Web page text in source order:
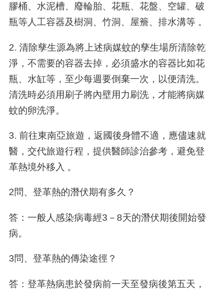
膠桶、水泥槽、廢輪胎、花瓶、花盤、空罐、破
瓶等人工容器及樹洞、竹洞、屋簷、排水溝等 。
2. 清除孳生源為將上述病媒蚊的孳生場所清除乾
淨，不需要的容器去掉，必須盛水的容器比如花
瓶、水缸等，至少每週要倒棄一次，以便清洗。
清洗時必須用刷子將內壁用力刷洗，才能將病媒
蚊的卵洗淨。
3. 前往東南亞旅遊，返國後身體不適，應儘速就
醫，交代旅遊行程，提供醫師診治參考，避免登
革熱境外移入 。
2問、登革熱的潛伏期有多久？
答：一般人感染病毒經3－8天的潛伏期後開始發
病。
3問、登革熱的傳染途徑？
答：登革熱病患於發病前一天至發病後第五天，